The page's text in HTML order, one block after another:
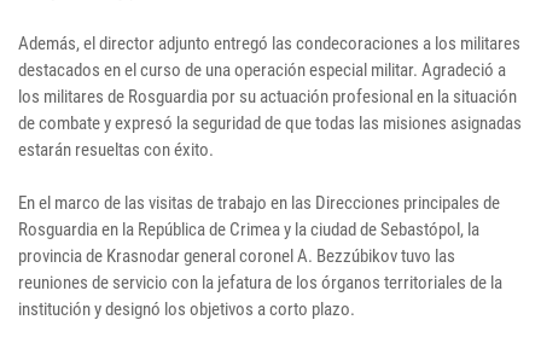
Además, el director adjunto entregó las condecoraciones a los militares
destacados en el curso de una operación especial militar. Agradeció a
los militares de Rosguardia por su actuación profesional en la situación
de combate y expresó la seguridad de que todas las misiones asignadas
estarán resueltas con éxito.
En el marco de las visitas de trabajo en las Direcciones principales de
Rosguardia en la República de Crimea y la ciudad de Sebastópol, la
provincia de Krasnodar general coronel A. Bezzúbikov tuvo las
reuniones de servicio con la jefatura de los órganos territoriales de la
institución y designó los objetivos a corto plazo.